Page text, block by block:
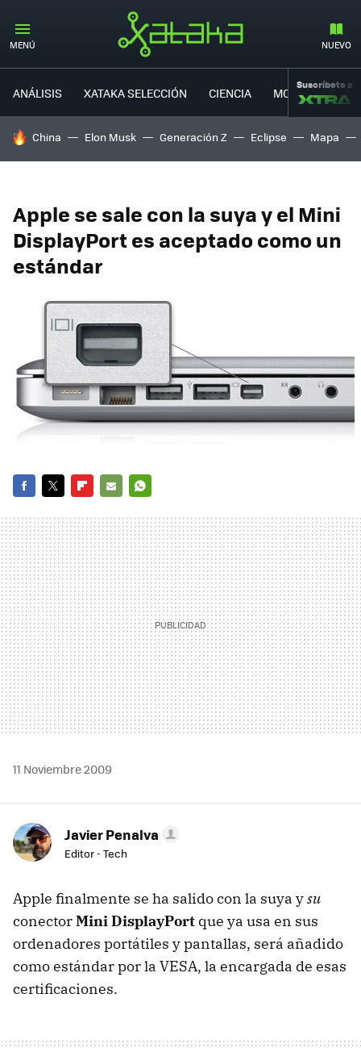
MENÚ NUEVO
ANÁLISIS XATAKA SELECCIÓN CIENCIA MOVILIDAD
Suscríbete a
HOY SE HABLA DE
China Elon Musk Generación Z Eclipse Mapa
Apple se sale con la suya y el Mini
DisplayPort es aceptado como un
estándar
MAIL
11 Noviembre 2009
Javier Penalva
Editor - Tech
Apple finalmente se ha salido con la suya ysu
conectorMini DisplayPort que ya usa en sus
ordenadores portátiles y pantallas, será añadido
como estándar por la VESA, la encargada de esas
certificaciones.